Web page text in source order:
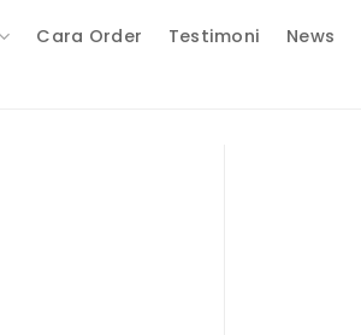
Cara Order Testimoni News